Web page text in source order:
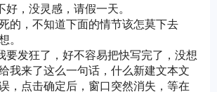
，没灵感，请假一天。
的，不知道下面的情节该怎莫下去
。
要发狂了，好不容易把快写完了，没想
我来了这么一句话，什么新建文本文
，点击确定后，窗口突然消失，等在